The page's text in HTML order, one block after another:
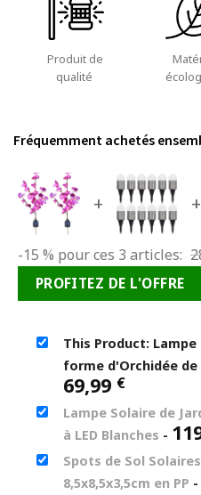
Produit de
qualité
Fréquemment achetés
+ +
-15 % pour ces 3 articles:
PROFITEZ DE L'OFFRE
This Product: Lampe
forme d'Orchidée de
69,99 €Le
prix
actuel
est :
69,99 €.
Lampe Solaire de
à LED Blanches -
Spots de Sol
8,5x8,5x3,5cm en PP -